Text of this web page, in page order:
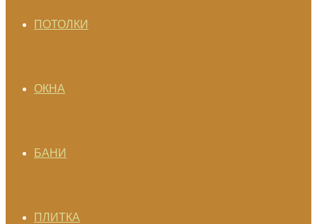
ПОТОЛКИ
ОКНА
БАНИ
ПЛИТКА